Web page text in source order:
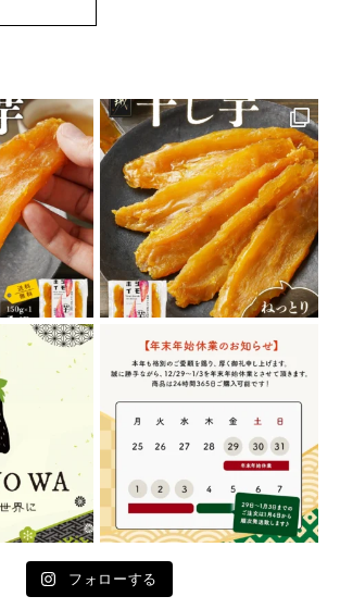
フォローする